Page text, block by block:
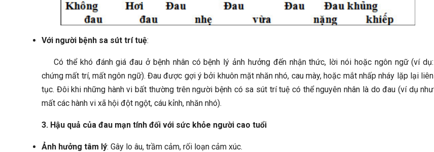
Với người bệnh sa sút trí tuệ:
Có thể khó đánh giá đau ở bệnh nhân có bệnh lý ảnh hưởng đến nhận thức, lời nói hoặc ngôn ngữ (ví dụ:
chứng mất trí, mất ngôn ngữ). Đau được gợi ý bởi khuôn mặt nhăn nhó, cau mày, hoặc mắt nhấp nháy lặp lại liên
tục. Đôi khi những hành vi bất thường trên người bệnh có sa sút trí tuệ có thể nguyên nhân là do đau (ví dụ như
mất các hành vi xã hội đột ngột, cáu kỉnh, nhăn nhó).
3. Hậu quả của đau mạn tính đối với sức khỏe người cao tuổi
Ảnh hưởng tâm lý: Gây lo âu, trầm cảm, rối loạn cảm xúc.